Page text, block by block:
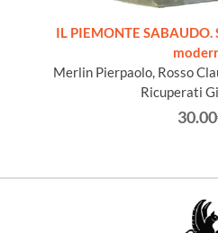
IL PIEMONTE
Merlin Pierpaolo, Rosso
Ricuperati